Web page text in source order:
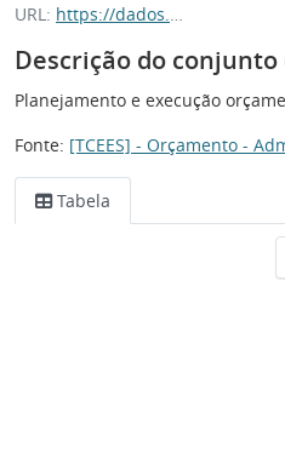
URL: https://dados.es.gov.br/dataset/903a47ca-4aba-48b0-bc4c-044d9eb0d29c/resource/5d1c95be-d4bb-4c14-a906-a22bc2bbc93a/download/tce.csv
Descrição do conjunto
Planejamento e execução
Fonte: [TCEES] - Orçamento -
Tabela